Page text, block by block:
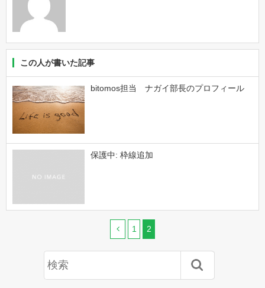
この人が書いた記事
bitomos担当 ナガイ部長のプロフィール
保護中: 枠線追加
1 2